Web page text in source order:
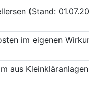
(Stand:
im eigenen
aus